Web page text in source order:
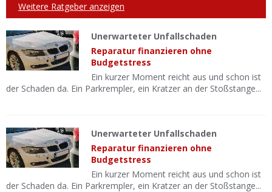
Weitere Ratgeber anzeigen
Unerwarteter Unfallschaden
Reparatur finanzieren ohne
Budgetstress
Ein kurzer Moment reicht aus und schon ist
der Schaden da. Ein Parkrempler, ein Kratzer an der Stoßstange...
Unerwarteter Unfallschaden
Reparatur finanzieren ohne
Budgetstress
Ein kurzer Moment reicht aus und schon ist
der Schaden da. Ein Parkrempler, ein Kratzer an der Stoßstange...